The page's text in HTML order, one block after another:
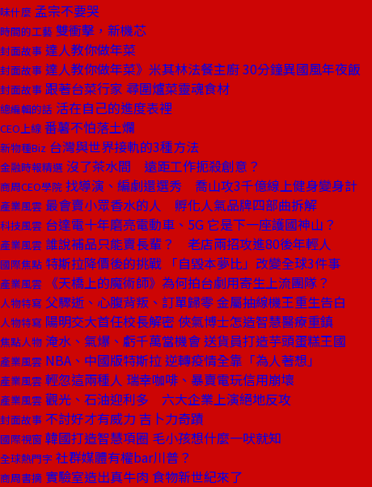
味什麼 孟宗不要哭
時間的工藝 雙衝擊，新機芯
封面故事 達人教你做年菜
封面故事 達人教你做年菜》米其林法餐主廚 30分鐘異國風年夜飯
封面故事 跟著台菜行家 尋圍爐菜靈魂食材
總編輯的話 活在自己的進度表裡
CEO上線 番薯不怕落土爛
新物種Biz 台灣與世界接軌的3種方法
金融時報精選 沒了茶水間 遠距工作扼殺創意？
商周CEO學院 找導演、編劇還選秀 喬山攻3千億線上健身變身計
產業風雲 最會賣小眾香水的人 孵化人氣品牌四部曲拆解
科技風雲 台達電十年磨亮電動車、5G 它是下一座護國神山？
產業風雲 誰說補品只能賣長輩？ 老店兩招攻進80後年輕人
國際焦點 特斯拉降價後的挑戰 「自毀本夢比」改變全球3件事
產業風雲 《天橋上的魔術師》為何拍台劇用寄生上流團隊？
人物特寫 父驟逝、心腹背叛、訂單歸零 金屬抽線機王重生告白
人物特寫 陽明交大首任校長解密 俠氣博士怎造智慧醫療重鎮
焦點人物 淹水、氣爆、虧千萬當機會 送貨員打造芋頭蛋糕王國
產業風雲 NBA、中國版特斯拉 逆轉疫情全靠「為人著想」
產業風雲 輕忽這兩種人 瑞幸咖啡、暴賣電玩信用崩壞
產業風雲 觀光、石油迎利多 六大企業上演絕地反攻
封面故事 不討好才有威力 吉卜力奇蹟
國際視窗 韓國打造智慧項圈 毛小孩想什麼一吠就知
全球熱門字 社群媒體有權bar川普？
商周書摘 實驗室造出真牛肉 食物新世紀來了